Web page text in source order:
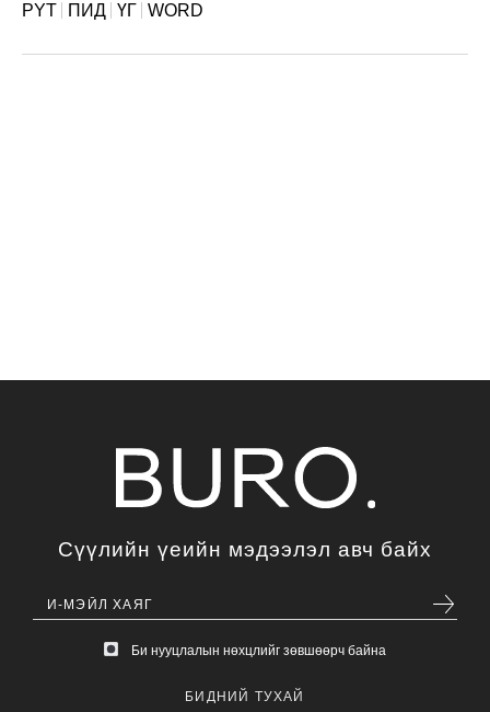
PYT ПИД ҮГ WORD
Сүүлийн үеийн мэдээлэл авч байх
Би нууцлалын нөхцлийг зөвшөөрч байна
БИДНИЙ ТУХАЙ